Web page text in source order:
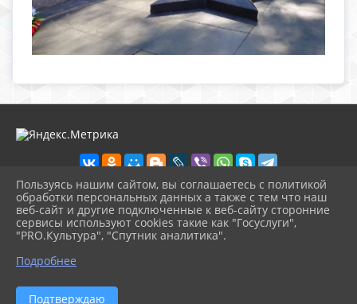
2026 г. nolinsk-museum.ru
Вход
Карта сайта
Политика обработки персональных данных
Сделано на KubCMS
Разработка и поддержка
Пользуясь нашим сайтом, вы соглашаетесь с политикой
обработки персональных данных а также с тем что наш
веб-сайт и другие подключенные к веб-сайту сторонние
сервисы используют cookies такие как "Госуслуги",
"PRO.Культура", "Спутник аналитика".
Подробнее
Подтверждаю